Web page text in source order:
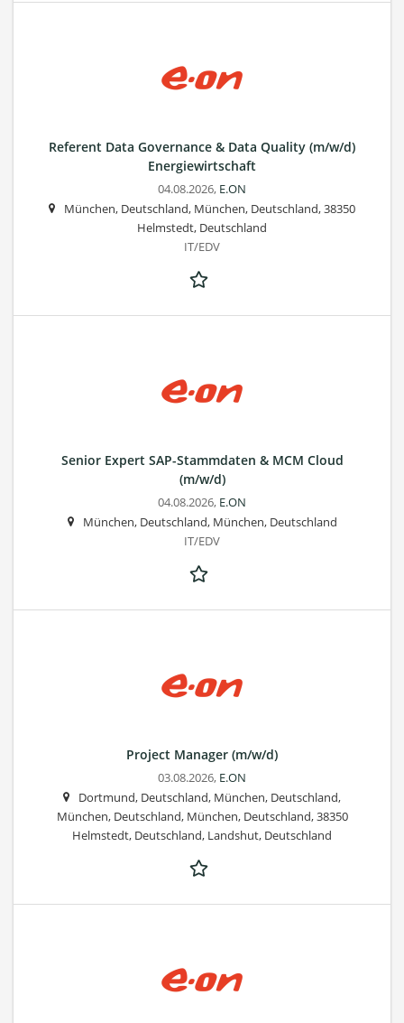
Referent Data Governance & Data Quality (m/w/d)
Energiewirtschaft
04.08.2026, E.ON
München, Deutschland, München, Deutschland, 38350
Helmstedt, Deutschland
IT/EDV
Senior Expert SAP-Stammdaten & MCM Cloud
(m/w/d)
04.08.2026, E.ON
München, Deutschland, München, Deutschland
IT/EDV
Project Manager (m/w/d)
03.08.2026, E.ON
Dortmund, Deutschland, München, Deutschland,
München, Deutschland, München, Deutschland, 38350
Helmstedt, Deutschland, Landshut, Deutschland